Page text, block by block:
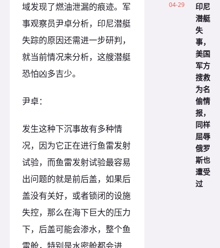
域发现了燃油泄漏的痕迹。军
事观察员尹卓分析，印尼潜艇
失踪的原因还需进一步研判，
就当前情况来分析，这艘潜艇
恐怕凶多吉少。
尹卓：
发生这种下沉事故有多种情
况，因为它正在进行鱼雷发射
试验，而鱼雷发射试验最容易
出问题的就是前后盖，如果后
盖没有关好，或者锁闭的设施
失控，那么在海下巨大的压力
下，后盖可能会渗水，整个鱼
04-29
印尼
潜艇
失
事，
美国
军方
搜救
为名
偷情
报，
同样
屈辱
俄罗
斯也
遭受
过